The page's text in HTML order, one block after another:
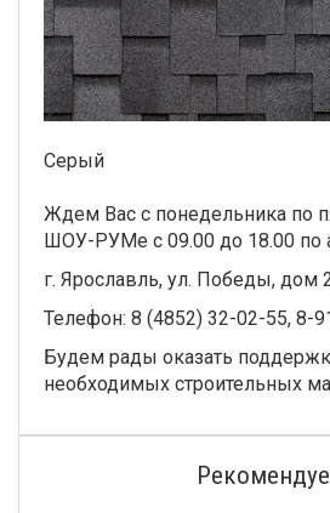
Серый
Ждем Вас с понедельника по
ШОУ-РУМе с 09.00 до 18.00 по
г. Ярославль, ул. Победы, дом
Телефон: 8 (4852) 32-02-55, 8-
Будем рады оказать
необходимых строительных